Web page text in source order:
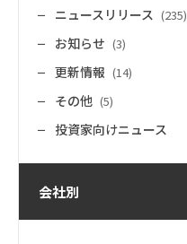
ニュースリリース (235)
お知らせ (3)
更新情報 (14)
その他 (5)
投資家向けニュース
会社別